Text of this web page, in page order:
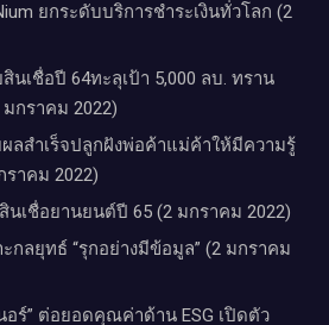
ยกระดับบริการชำระเงินทั่วโลก (2
นเชื่อปี 64ทะลุเป้า 5,000 ลบ. ทราน
กราคม 2022)
ลสำเร็จปลูกฝังพ่อค้าแม่ค้าให้มีความรู้
ราคม 2022)
นเชื่อยานยนต์ปี 65 (2 มกราคม 2022)
ะกลยุทธ์ “รุกอย่างมีข้อมูล” (2 มกราคม
ร์” ต่อยอดคุณค่าด้าน ESG เปิดตัว